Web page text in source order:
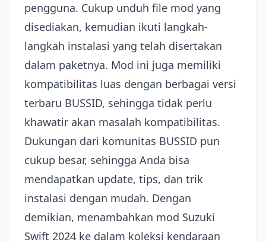
pengguna. Cukup unduh file mod yang
disediakan, kemudian ikuti langkah-
langkah instalasi yang telah disertakan
dalam paketnya. Mod ini juga memiliki
kompatibilitas luas dengan berbagai versi
terbaru BUSSID, sehingga tidak perlu
khawatir akan masalah kompatibilitas.
Dukungan dari komunitas BUSSID pun
cukup besar, sehingga Anda bisa
mendapatkan update, tips, dan trik
instalasi dengan mudah. Dengan
demikian, menambahkan mod Suzuki
Swift 2024 ke dalam koleksi kendaraan